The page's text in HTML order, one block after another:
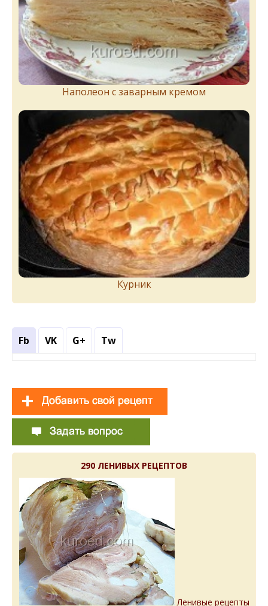
Наполеон с заварным кремом
Курник
Fb VK G+ Tw
290 ЛЕНИВЫХ РЕЦЕПТОВ
Ленивые рецепты